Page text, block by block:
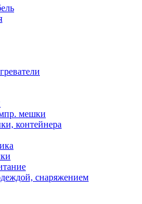
мешки
контейнера
снаряжением